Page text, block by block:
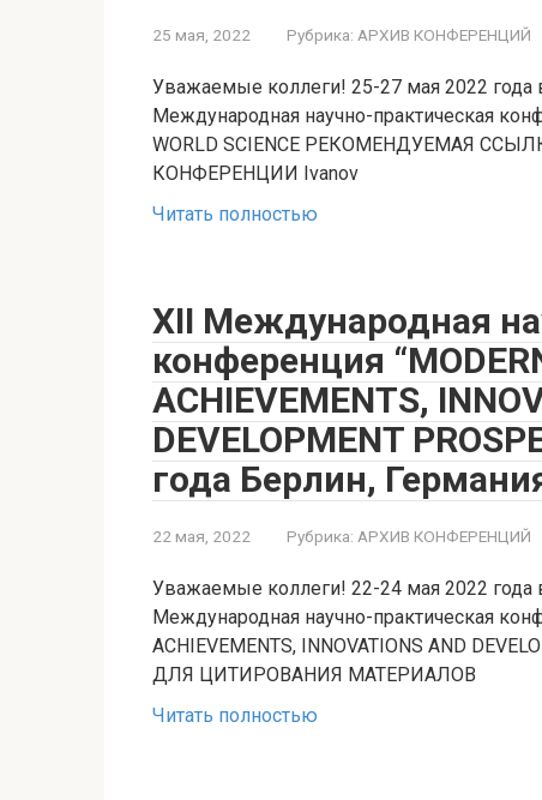
25 мая, 2022 Рубрика: АРХИВ КОНФЕРЕНЦИЙ
Уважаемые коллеги! 25-27 мая 2022 года
Международная научно-практическая
WORLD SCIENCE РЕКОМЕНДУЕМАЯ
КОНФЕРЕНЦИИ Ivanov
Читать полностью
XII Международная
конференция
ACHIEVEMENTS,
DEVELOPMENT
года Берлин,
22 мая, 2022 Рубрика: АРХИВ КОНФЕРЕНЦИЙ
Уважаемые коллеги! 22-24 мая 2022 года
Международная научно-практическая
ACHIEVEMENTS, INNOVATIONS AND
ДЛЯ ЦИТИРОВАНИЯ МАТЕРИАЛОВ
Читать полностью